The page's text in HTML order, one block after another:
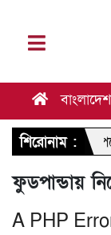
বাংলাদেশ
শিরোনাম :
উপদেষ্টা
ফুডপান্ডায়
A PHP